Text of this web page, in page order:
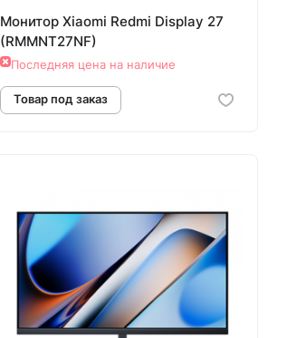
Монитор Xiaomi Redmi Display 27
(RMMNT27NF)
Последняя цена на наличие
Товар под заказ